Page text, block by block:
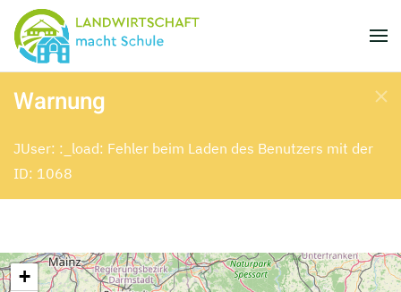
Skip to main content
Warnung
JUser: :_load: Fehler beim Laden des Benutzers mit der
ID: 1068
+